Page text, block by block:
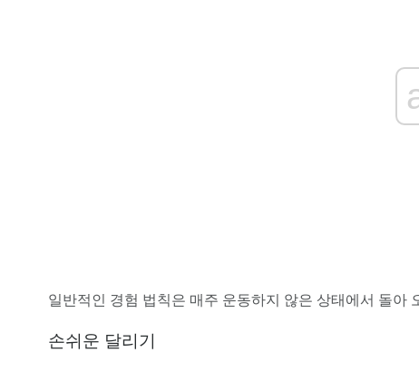
일반적인 경험 법칙은 매주 운동하지 않은 상태에서 돌아
손쉬운 달리기